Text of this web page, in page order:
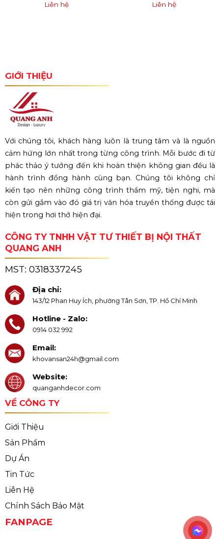
Liên hệ
Liên hệ
GIỚI THIỆU
Với chúng tôi, khách hàng luôn là trung tâm và là nguồn
cảm hứng lớn nhất trong từng công trình. Mỗi bước đi từ
phác thảo ý tưởng đến khi hoàn thiện không gian đều là
hành trình đồng hành cùng bạn. Chúng tôi không chỉ
kiến tạo nên những công trình thẩm mỹ, tiện nghi, mà
còn gửi gắm vào đó giá trị văn hóa truyền thống được tái
hiện trong hơi thở hiện đại.
CÔNG TY TNHH VẬT TƯ THIẾT BỊ NỘI THẤT
QUANG ANH
MST: 0318337245
Địa chỉ:
143/12 Phan Huy Ích, phường Tân Sơn, TP. Hồ Chí Minh
Hotline - Zalo:
0914 032 992
Email:
khovansan24h@gmail.com
Website:
quanganhdecor.com
VỀ CÔNG TY
Giới Thiệu
Sản Phẩm
Dự Án
Tin Tức
Liên Hệ
Chính Sách Bảo Mật
FANPAGE